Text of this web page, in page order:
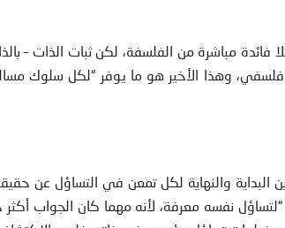
فائدة مباشرة من الفلسفة، لكن ثبات الذات –
وهذا الأخير هو ما يوفر “لكل سلوك
البداية والنهاية لكل تمعن في التساؤل عن
“لتساؤل نفسه معرفة، لأنه مهما كان الجواب